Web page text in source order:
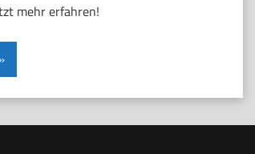
mehr erfahren!